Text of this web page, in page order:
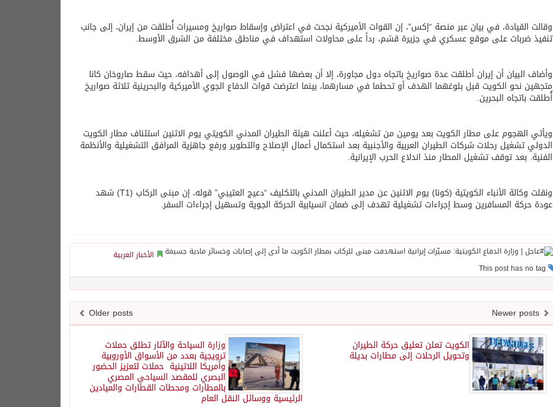
وقالت القيادة، في بيان عبر منصة “إكس”، إن القوات الأميركية نجحت في اعتراض وإسقاط صواريخ ومسيرات أُطلقت من إيران، إلى جانب
تنفيذ ضربات على موقع عسكري في جزيرة قشم، رداً على محاولات استهداف في مناطق مختلفة من الشرق الأوسط.
وأضاف البيان أن إيران أطلقت عدة صواريخ باتجاه دول مجاورة، إلا أن بعضها فشل في الوصول إلى أهدافه، حيث سقط صاروخان كانا
متجهين نحو الكويت قبل بلوغهما الهدف أو تحطما في مسارهما، بينما اعترضت قوات الدفاع الجوي الأميركية والبحرينية ثلاثة صواريخ
أُطلقت باتجاه البحرين.
ويأتي الهجوم على مطار الكويت بعد يومين من تشغيله، حيث أعلنت هيئة الطيران المدني الكويتي يوم الاثنين استئناف مطار الكويت
الدولي تشغيل رحلات شركات الطيران العربية والأجنبية بعد استكمال أعمال الإصلاح والتطوير ورفع جاهزية المرافق التشغيلية والأنظمة
الفنية. بعد توقف تشغيل المطار منذ اندلاع الحرب الإيرانية.
ونقلت وكالة الأنباء الكويتية (كونا) يوم الاثنين عن مدير الطيران المدني بالتكليف “دعيج العتيبي” قوله، إن مبنى الركاب (T1) شهد
عودة حركة المسافرين وسط إجراءات تشغيلية تهدف إلى ضمان انسيابية الحركة الجوية وتسهيل إجراءات السفر.
الأخبار العربية
Older posts
وزارة السياحة والآثار تطلق حملات
ترويجية بعدد من الأسواق الأوروبية
وأمريكا اللاتينية حملات لتعزيز الحضور
البصري للمقصد السياحي المصري
بالمطارات ومحطات القطارات والميادين
الرئيسية ووسائل النقل العام
الكويت تعلن تعليق حركة الطيران
وتحويل الرحلات إلى مطارات بديلة